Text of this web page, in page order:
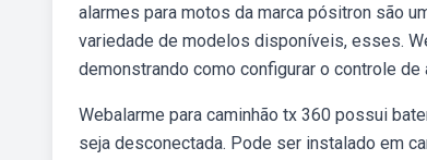
alarmes para motos da marca pósitron são
variedade de modelos disponíveis, esses.
demonstrando como configurar o controle de
Webalarme para caminhão tx 360 possui
seja desconectada. Pode ser instalado em